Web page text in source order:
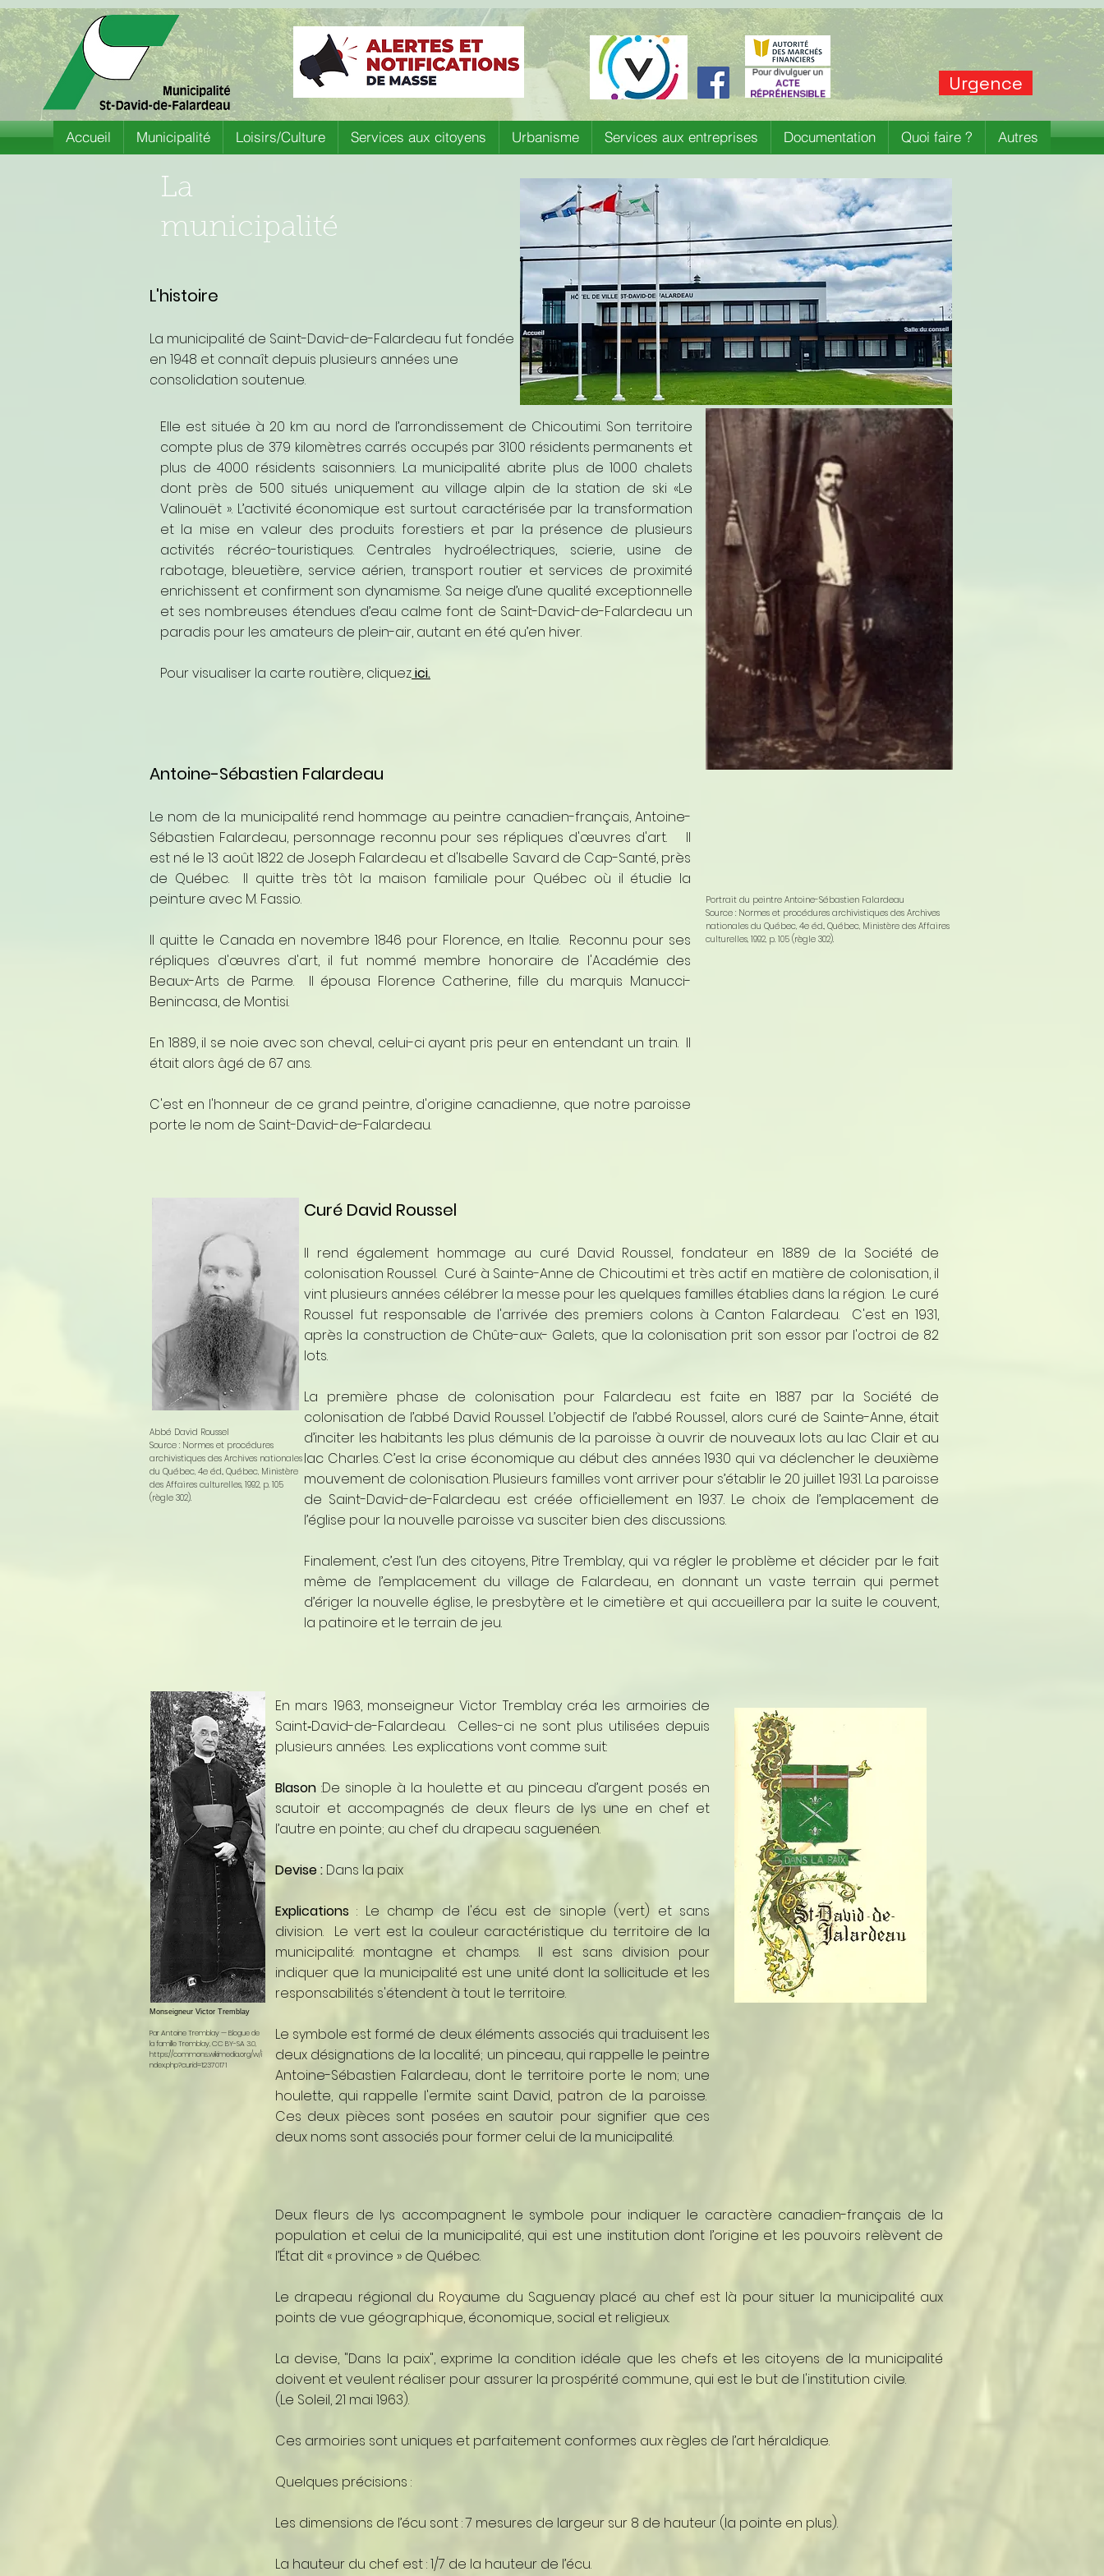
La
municipalité
L'histoire
La municipalité de Saint-David-de-Falardeau fut fondée
en 1948 et connaît depuis plusieurs années une
consolidation soutenue.
Elle est située à 20 km au nord de l’arrondissement de Chicoutimi. Son territoire
compte plus de 379 kilomètres carrés occupés par 3100 résidents permanents et
plus de 4000 résidents saisonniers. La municipalité abrite plus de 1000 chalets
dont près de 500 situés uniquement au village alpin de la station de ski «Le
Valinouët ». L’activité économique est surtout caractérisée par la transformation
et la mise en valeur des produits forestiers et par la présence de plusieurs
activités récréo-touristiques. Centrales hydroélectriques, scierie, usine de
rabotage, bleuetière, service aérien, transport routier et services de proximité
enrichissent et confirment son dynamisme. Sa neige d’une qualité exceptionnelle
et ses nombreuses étendues d’eau calme font de Saint-David-de-Falardeau un
paradis pour les amateurs de plein-air, autant en été qu’en hiver.
Pour visualiser la carte routière, cliquezici.
Antoine-Sébastien Falardeau
Le nom de la municipalité rend hommage au peintre canadien-français, Antoine-
Sébastien Falardeau, personnage reconnu pour ses répliques d'œuvres d'art. Il
est né le 13 août 1822 de Joseph Falardeau et d'Isabelle Savard de Cap-Santé, près
de Québec. Il quitte très tôt la maison familiale pour Québec où il étudie la
peinture avec M. Fassio.
Il quitte le Canada en novembre 1846 pour Florence, en Italie. Reconnu pour ses
répliques d'œuvres d'art, il fut nommé membre honoraire de l'Académie des
Beaux-Arts de Parme. Il épousa Florence Catherine, fille du marquis Manucci-
Benincasa, de Montisi.
En 1889, il se noie avec son cheval, celui-ci ayant pris peur en entendant un train. Il
était alors âgé de 67 ans.
C'est en l'honneur de ce grand peintre, d'origine canadienne, que notre paroisse
porte le nom de Saint-David-de-Falardeau.
Portrait du peintre Antoine-Sébastien Falardeau
Source : Normes et procédures archivistiques des Archives
nationales du Québec, 4e éd., Québec, Ministère des Affaires
culturelles, 1992, p. 105 (règle 302).
Abbé David Roussel
Source : Normes et procédures
archivistiques des Archives nationales
du Québec, 4e éd., Québec, Ministère
des Affaires culturelles, 1992, p. 105
(règle 302).
Curé David Roussel
Il rend également hommage au curé David Roussel, fondateur en 1889 de la Société de
colonisation Roussel. Curé à Sainte-Anne de Chicoutimi et très actif en matière de colonisation, il
vint plusieurs années célébrer la messe pour les quelques familles établies dans la région. Le curé
Roussel fut responsable de l'arrivée des premiers colons à Canton Falardeau. C'est en 1931,
après la construction de Chûte-aux- Galets, que la colonisation prit son essor par l'octroi de 82
lots.
La première phase de colonisation pour Falardeau est faite en 1887 par la Société de
colonisation de l’abbé David Roussel. L’objectif de l’abbé Roussel, alors curé de Sainte-Anne, était
d’inciter les habitants les plus démunis de la paroisse à ouvrir de nouveaux lots au lac Clair et au
lac Charles. C’est la crise économique au début des années 1930 qui va déclencher le deuxième
mouvement de colonisation. Plusieurs familles vont arriver pour s’établir le 20 juillet 1931. La paroisse
de Saint-David-de-Falardeau est créée officiellement en 1937. Le choix de l’emplacement de
l’église pour la nouvelle paroisse va susciter bien des discussions.
Finalement, c’est l’un des citoyens, Pitre Tremblay, qui va régler le problème et décider par le fait
même de l’emplacement du village de Falardeau, en donnant un vaste terrain qui permet
d’ériger la nouvelle église, le presbytère et le cimetière et qui accueillera par la suite le couvent,
la patinoire et le terrain de jeu.
Monseigneur Victor Tremblay
Par Antoine Tremblay — Blogue de
la famille Tremblay, CC BY-SA 3.0,
https://commons.wikimedia.org/w/i
ndex.php?curid=12370171
En mars 1963, monseigneur Victor Tremblay créa les armoiries de
Saint‑David-de-Falardeau. Celles-ci ne sont plus utilisées depuis
plusieurs années. Les explications vont comme suit:
Blason :De sinople à la houlette et au pinceau d’argent posés en
sautoir et accompagnés de deux fleurs de lys une en chef et
l’autre en pointe; au chef du drapeau saguenéen.
Devise : Dans la paix
Explications: Le champ de l'écu est de sinople (vert) et sans
division. Le vert est la couleur caractéristique du territoire de la
municipalité: montagne et champs. Il est sans division pour
indiquer que la municipalité est une unité dont la sollicitude et les
responsabilités s'étendent à tout le territoire.
Le symbole est formé de deux éléments associés qui traduisent les
deux désignations de la localité; un pinceau, qui rappelle le peintre
Antoine-Sébastien Falardeau, dont le territoire porte le nom; une
houlette, qui rappelle l'ermite saint David, patron de la paroisse.
Ces deux pièces sont posées en sautoir pour signifier que ces
deux noms sont associés pour former celui de la municipalité.
Deux fleurs de lys accompagnent le symbole pour indiquer le caractère canadien-français de la
population et celui de la municipalité, qui est une institution dont l’origine et les pouvoirs relèvent de
l’État dit « province » de Québec.
Le drapeau régional du Royaume du Saguenay placé au chef est là pour situer la municipalité aux
points de vue géographique, économique, social et religieux.
La devise, "Dans la paix", exprime la condition idéale que les chefs et les citoyens de la municipalité
doivent et veulent réaliser pour assurer la prospérité commune, qui est le but de l'institution civile.
(Le Soleil, 21 mai 1963).
Ces armoiries sont uniques et parfaitement conformes aux règles de l’art héraldique.
Quelques précisions :
Les dimensions de l’écu sont : 7 mesures de largeur sur 8 de hauteur (la pointe en plus).
La hauteur du chef est : 1/7 de la hauteur de l’écu.
Accueil Municipalité Loisirs/Culture Services aux citoyens Urbanisme Services aux entreprises Documentation Quoi faire ? Autres
Urgence